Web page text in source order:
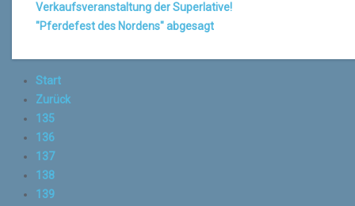
Verkaufsveranstaltung der Superlative!
"Pferdefest des Nordens" abgesagt
Start
Zurück
135
136
137
138
139